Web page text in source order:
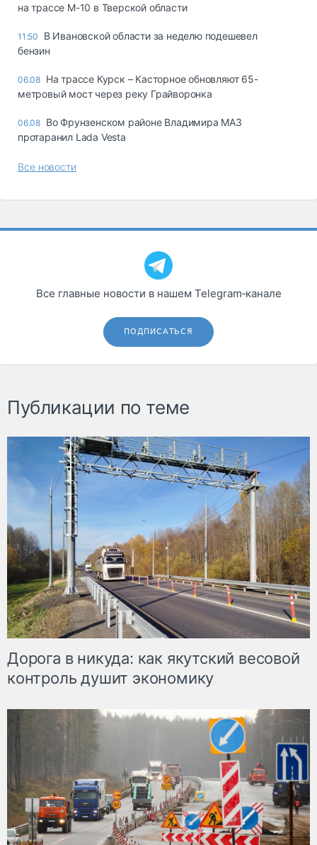
на трассе М-10 в Тверской области
11:50
В Ивановской области за неделю подешевел
бензин
06.08 На трассе Курск – Касторное обновляют 65-
метровый мост через реку Грайворонка
06.08 Во Фрунзенском районе Владимира МАЗ
протаранил Lada Vesta
Все новости
Все главные новости в нашем Telegram‑канале
ПОДПИСАТЬСЯ
Публикации по теме
Дорога в никуда: как якутский весовой
контроль душит экономику